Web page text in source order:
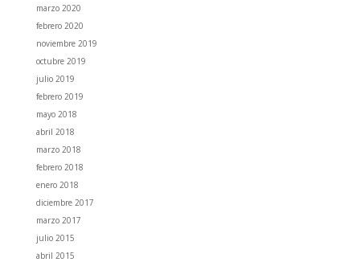
marzo 2020
febrero 2020
noviembre 2019
octubre 2019
julio 2019
febrero 2019
mayo 2018
abril 2018
marzo 2018
febrero 2018
enero 2018
diciembre 2017
marzo 2017
julio 2015
abril 2015